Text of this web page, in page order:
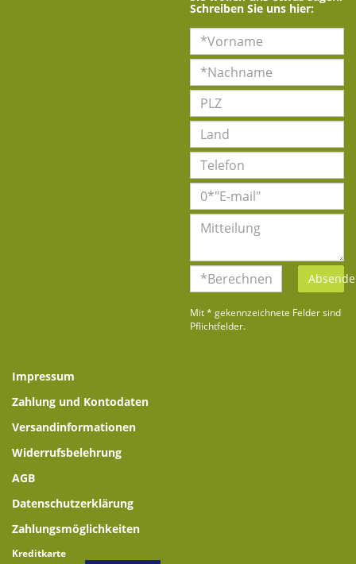
Schreiben Sie uns hier:
Mit * gekennzeichnete Felder sind
Pflichtfelder.
Impressum
Zahlung und Kontodaten
Versandinformationen
Widerrufsbelehrung
AGB
Datenschutzerklärung
Zahlungsmöglichkeiten
Kreditkarte